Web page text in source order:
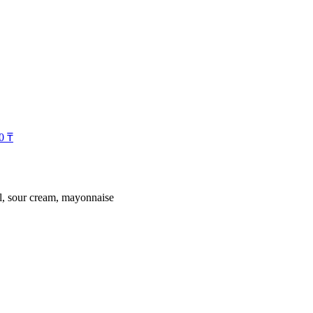
₸
sour cream, mayonnaise